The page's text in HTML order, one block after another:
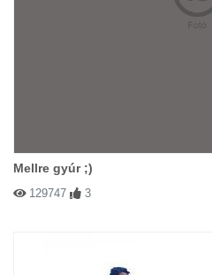
Mellre gyúr ;)
129747 3